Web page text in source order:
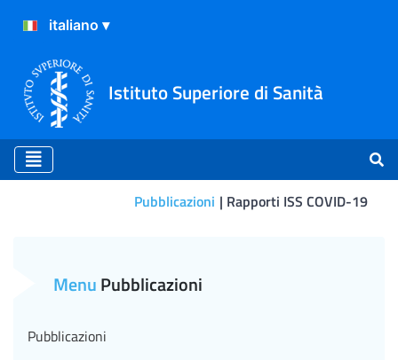
Istituto Superiore di Sanità
Pubblicazioni Rapporti ISS COVID-19
MenuPubblicazioni
Pubblicazioni